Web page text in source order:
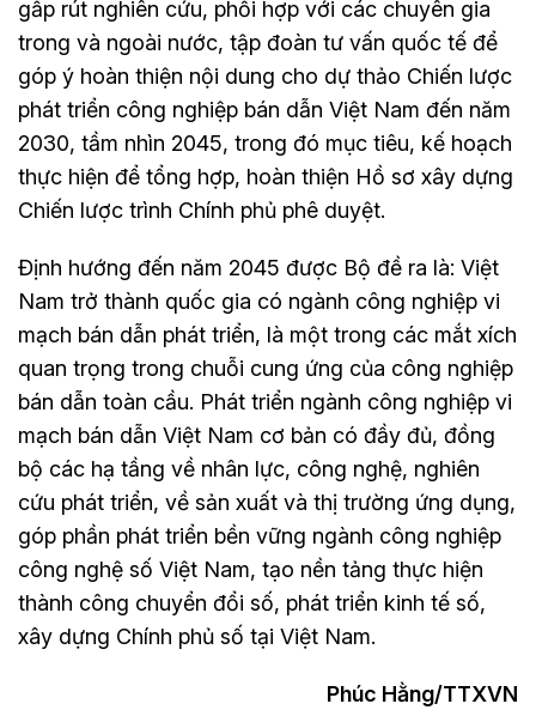
gấp rút nghiên cứu, phối hợp với các chuyên gia
trong và ngoài nước, tập đoàn tư vấn quốc tế để
góp ý hoàn thiện nội dung cho dự thảo Chiến lược
phát triển công nghiệp bán dẫn Việt Nam đến năm
2030, tầm nhìn 2045, trong đó mục tiêu, kế hoạch
thực hiện để tổng hợp, hoàn thiện Hồ sơ xây dựng
Chiến lược trình Chính phủ phê duyệt.
Định hướng đến năm 2045 được Bộ đề ra là: Việt
Nam trở thành quốc gia có ngành công nghiệp vi
mạch bán dẫn phát triển, là một trong các mắt xích
quan trọng trong chuỗi cung ứng của công nghiệp
bán dẫn toàn cầu. Phát triển ngành công nghiệp vi
mạch bán dẫn Việt Nam cơ bản có đầy đủ, đồng
bộ các hạ tầng về nhân lực, công nghệ, nghiên
cứu phát triển, về sản xuất và thị trường ứng dụng,
góp phần phát triển bền vững ngành công nghiệp
công nghệ số Việt Nam, tạo nền tảng thực hiện
thành công chuyển đổi số, phát triển kinh tế số,
xây dựng Chính phủ số tại Việt Nam.
Phúc Hằng/TTXVN